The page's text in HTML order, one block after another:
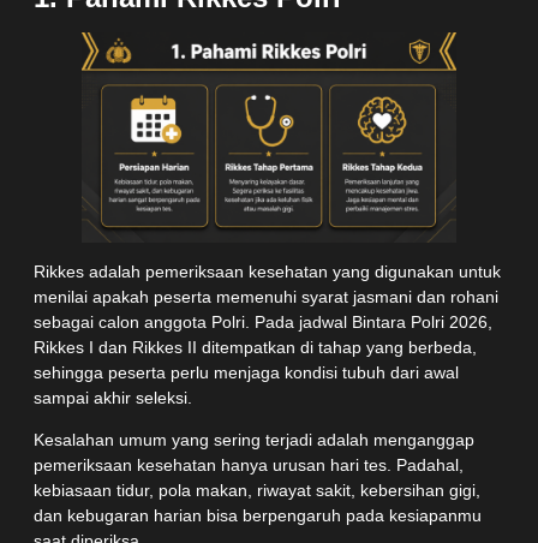
Rikkes adalah pemeriksaan kesehatan yang digunakan untuk
menilai apakah peserta memenuhi syarat jasmani dan rohani
sebagai calon anggota Polri. Pada jadwal Bintara Polri 2026,
Rikkes I dan Rikkes II ditempatkan di tahap yang berbeda,
sehingga peserta perlu menjaga kondisi tubuh dari awal
sampai akhir seleksi.
Kesalahan umum yang sering terjadi adalah menganggap
pemeriksaan kesehatan hanya urusan hari tes. Padahal,
kebiasaan tidur, pola makan, riwayat sakit, kebersihan gigi,
dan kebugaran harian bisa berpengaruh pada kesiapanmu